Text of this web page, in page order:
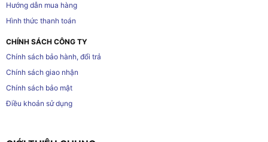
Hướng dẫn mua hàng
Hình thức thanh toán
CHÍNH SÁCH CÔNG TY
Chính sách bảo hành, đổi trả
Chính sách giao nhận
Chính sách bảo mật
Điều khoản sử dụng